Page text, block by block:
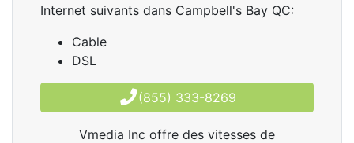
Internet suivants dans Campbell's Bay QC:
Cable
DSL
(855) 333-8269
Vmedia Inc offre des vitesses de